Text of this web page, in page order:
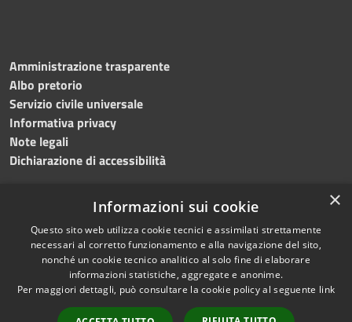
Amministrazione trasparente
Albo pretorio
Servizio civile universale
Informativa privacy
Note legali
Dichiarazione di accessibilità
RSS
Accessibilità
Cookie
Mappa del sito
Copyright © 2023 •
Comune di Noicàttaro
Powered byMunicipium
Redazione•Portale
dipendente
×
Informazioni sui cookie
Questo sito web utilizza cookie tecnici e assimilati strettamente
necessari al corretto funzionamento e alla navigazione del sito,
nonché un cookie tecnico analitico al solo fine di elaborare
informazioni statistiche, aggregate e anonime.
Per maggiori dettagli, può consultare la cookie policy al seguente link